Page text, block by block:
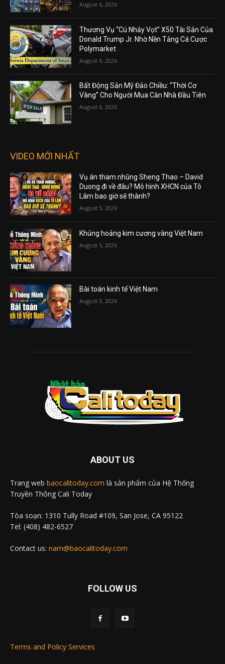
August 6, 2026
Thương Vụ “Cú Nhảy Vọt” X50 Tài Sản Của
Donald Trump Jr. Nhờ Nền Tảng Cá Cược
Polymarket
August 6, 2026
Bất Động Sản Mỹ Đảo Chiều: “Thời Cơ
Vàng” Cho Người Mua Căn Nhà Đầu Tiên
August 6, 2026
VIDEO MỚI NHẤT
Vụ án tham nhũng Sheng Thao – David
Duong đi về đâu? Mô hình XHCN của Tô
Lâm bao giờ sẽ thành?
August 5, 2026
Khủng hoảng kim cương vàng Việt Nam
August 5, 2026
Bài toán kinh tế Việt Nam
August 3, 2026
ABOUT US
Trang web baocalitoday.com là sản phẩm của Hệ Thống
Truyền Thông Cali Today
Tòa soạn: 1310 Tully Road #109, San Jose, CA 95122
Tel: (408) 482-6527
Contact us: nam@baocalitoday.com
FOLLOW US
Terms and Policy Services